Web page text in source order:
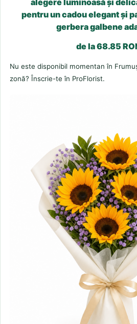
pentru un cadou elegant și
gerbera galbene
de la 68.85
Nu este disponibil momentan în
zonă? Înscrie-te în ProFlorist.